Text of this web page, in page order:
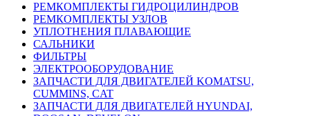
РЕМКОМПЛЕКТЫ ГИДРОЦИЛИНДРОВ
РЕМКОМПЛЕКТЫ УЗЛОВ
УПЛОТНЕНИЯ ПЛАВАЮЩИЕ
САЛЬНИКИ
ФИЛЬТРЫ
ЭЛЕКТРООБОРУДОВАНИЕ
ЗАПЧАСТИ ДЛЯ ДВИГАТЕЛЕЙ KOMATSU,
CUMMINS, CAT
ЗАПЧАСТИ ДЛЯ ДВИГАТЕЛЕЙ HYUNDAI,